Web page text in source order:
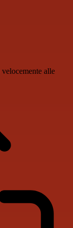
alle